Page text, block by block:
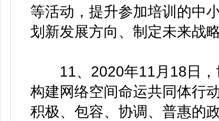
等活动，提升参加培训的中
划新发展方向、制定未来战
11、2020年11月18日，
构建网络空间命运共同体行
积极、包容、协调、普惠的